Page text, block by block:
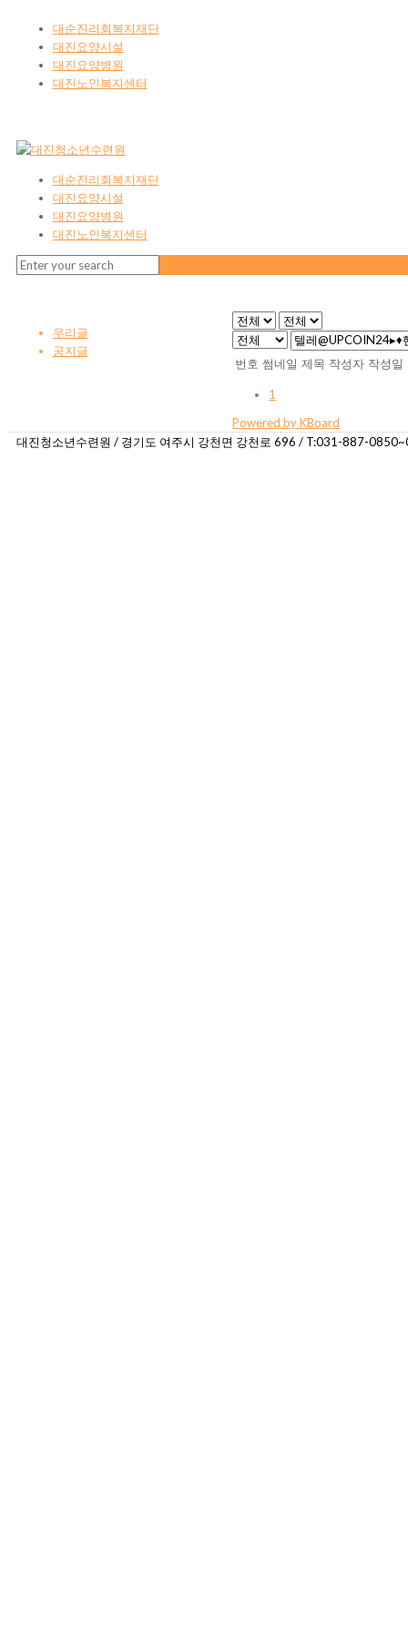
대순진리회복지재단
대진요양시설
대진요양병원
대진노인복지센터
대순진리회복지재단
대진요양시설
대진요양병원
대진노인복지센터
번호 썸네일 제목 작성자 작성일
1
Powered by KBoard
우리글
공지글
대진청소년수련원 / 경기도 여주시 강천면 강천로 696 / T:031-887-